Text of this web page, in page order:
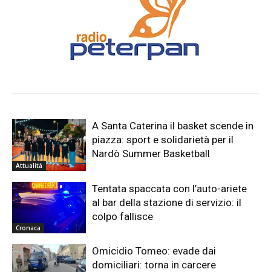
Attualità
A Santa Caterina il basket scende in
piazza: sport e solidarietà per il
Nardò Summer Basketball
Cronaca
Tentata spaccata con l’auto-ariete
al bar della stazione di servizio: il
colpo fallisce
Omicidio Tomeo: evade dai
domiciliari: torna in carcere